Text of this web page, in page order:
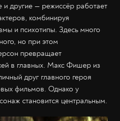
и другие — режиссёр работает
комбинируя
и психотипы. Здесь много
но при этом
превращает
в главных. Макс Фишер из
друг главного героя
фильмов. Однако у
становится центральным.